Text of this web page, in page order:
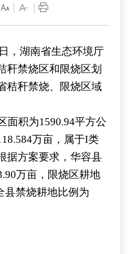
日，湖南省生态环境厅
秆禁烧区和限烧区划
秸秆禁烧、限烧区域
面积为1590.94平方公
万亩，属于I类
据方案要求，华容县
万亩，限烧区耕地
县禁烧耕地比例为